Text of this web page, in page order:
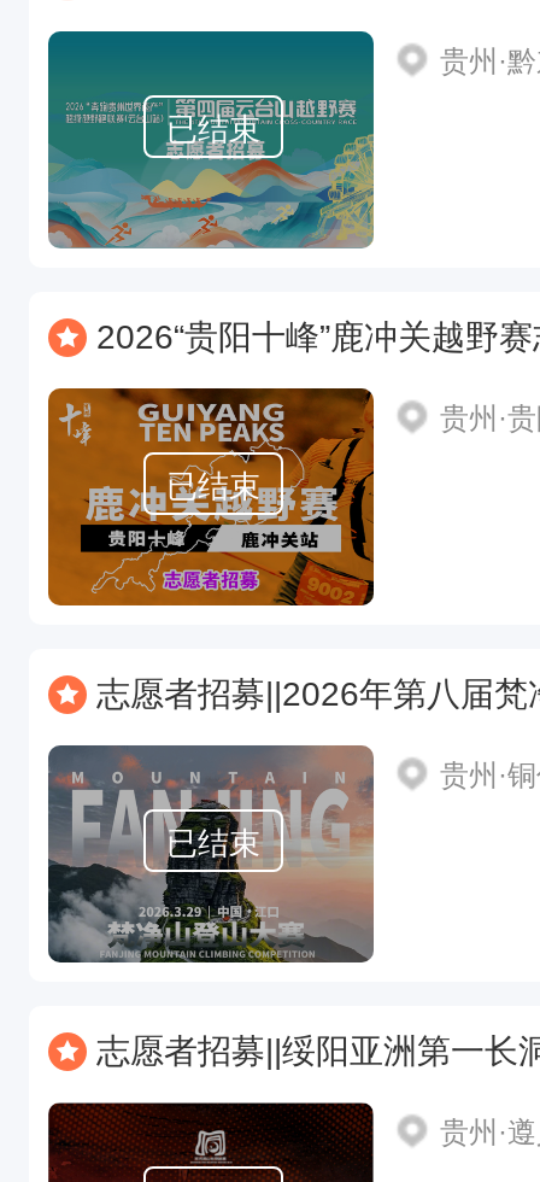
已结束
贵州·
2026“贵阳十峰”鹿冲关越野
已结束
贵州·
志愿者招募||2026年第八届梵
已结束
贵州·
志愿者招募||绥阳亚洲第一长洞
贵州·